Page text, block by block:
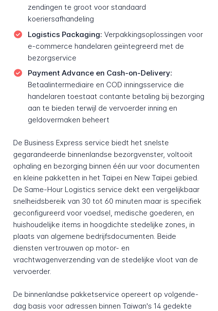
zendingen te groot voor standaard
koeriersafhandeling
Logistics Packaging: Verpakkingsoplossingen voor
e-commerce handelaren geïntegreerd met de
bezorgservice
Payment Advance en Cash-on-Delivery:
Betaalintermediaire en COD inningsservice die
handelaren toestaat contante betaling bij bezorging
aan te bieden terwijl de vervoerder inning en
geldovermaken beheert
De Business Express service biedt het snelste
gegarandeerde binnenlandse bezorgvenster, voltooit
ophaling en bezorging binnen één uur voor documenten
en kleine pakketten in het Taipei en New Taipei gebied.
De Same-Hour Logistics service dekt een vergelijkbaar
snelheidsbereik van 30 tot 60 minuten maar is specifiek
geconfigureerd voor voedsel, medische goederen, en
huishoudelijke items in hoogdichte stedelijke zones, in
plaats van algemene bedrijfsdocumenten. Beide
diensten vertrouwen op motor- en
vrachtwagenverzending van de stedelijke vloot van de
vervoerder.
De binnenlandse pakketservice opereert op volgende-
dag basis voor adressen binnen Taiwan's 14 gedekte